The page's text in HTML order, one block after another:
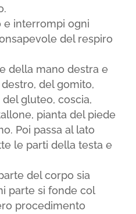
e interrompi ogni
del respiro
della mano destra e
del gomito,
del gluteo, coscia,
pianta del piede
Poi passa al lato
le parti della testa e
del corpo sia
parte si fonde col
procedimento